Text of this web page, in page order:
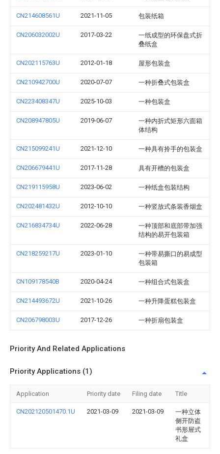
CN214608561U 2021-11-05 包装纸箱
CN206032002U 2017-03-22
一纸成型的环保盘式折
叠纸盒
CN202115763U 2012-01-18 屋形包装盒
CN210942700U 2020-07-07 一种折叠式包装盒
CN223408347U 2025-10-03 一种包装盒
CN208947805U 2019-06-07
一种内折式矩形六面箱
体结构
CN215099241U 2021-12-10 一种具有拎手的包装盒
CN206679441U 2017-11-28 具有开槽的包装盒
CN219115958U 2023-06-02 一种纸盒包装结构
CN202481432U 2012-10-10 一种竖放式条装香烟盒
CN216834734U 2022-06-28
一种顶部和底部带加强
结构的易开包装箱
CN218259217U 2023-01-10
一种带易撕口的易成型
包装箱
CN109178540B 2020-04-24 一种组合式包装盒
CN214493672U 2021-10-26 一种升降蛋糕包装盒
CN206798003U 2017-12-26 一种折扇包装盒
Priority And Related Applications
Priority Applications (1)
Application Priority date Filing date Title
CN202120501470.1U 2021-03-09 2021-03-09
一种立体
侧开防盗
书形屉式
礼盒